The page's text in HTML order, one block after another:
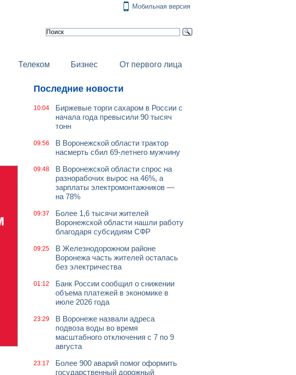
Мобильная версия
Телеком Бизнес От первого лица
Последние новости
10:04
Биржевые торги сахаром в России с
начала года превысили 90 тысяч
тонн
09:56
В Воронежской области трактор
насмерть сбил 69-летнего мужчину
09:48
В Воронежской области спрос на
разнорабочих вырос на 46%, а
зарплаты электромонтажников —
на 78%
09:37
Более 1,6 тысячи жителей
Воронежской области нашли работу
благодаря субсидиям СФР
09:25
В Железнодорожном районе
Воронежа часть жителей осталась
без электричества
01:12
Банк России сообщил о снижении
объема платежей в экономике в
июле 2026 года
23:29
В Воронеже назвали адреса
подвоза воды во время
масштабного отключения с 7 по 9
августа
23:17
Более 900 аварий помог оформить
государственный дорожный